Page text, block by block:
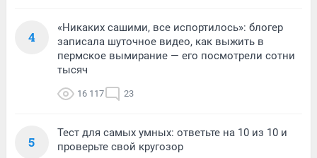
4
«Никаких сашими, все испортилось»: блогер
записала шуточное видео, как выжить в
пермское вымирание — его посмотрели сотни
тысяч
16 117 23
5
Тест для самых умных: ответьте на 10 из 10 и
проверьте свой кругозор